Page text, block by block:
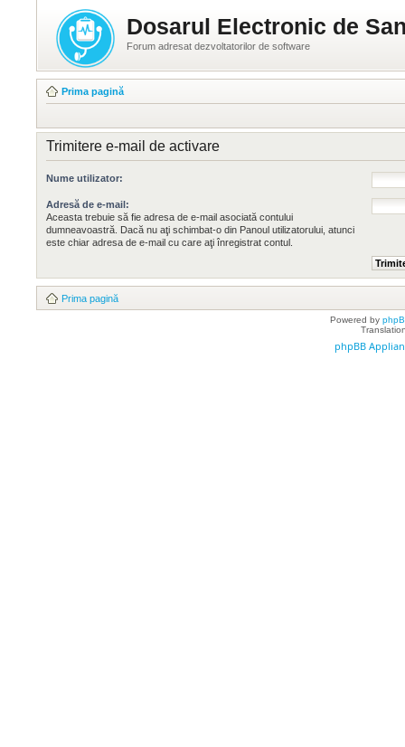
Dosarul Electronic de
Forum adresat dezvoltatorilor de software
Prima pagină
Trimitere e-mail de activare
Nume utilizator:
Adresă de e-mail:
Aceasta trebuie să fie adresa de e-mail asociată contului
dumneavoastră. Dacă nu aţi schimbat-o din Panoul utilizatorului, atunci
este chiar adresa de e-mail cu care aţi înregistrat contul.
Prima pagină
Powered by
phpBB